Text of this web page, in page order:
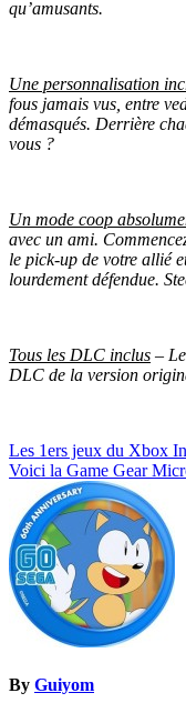
qu’amusants.
Une personnalisation
fous jamais vus, entre
démasqués. Derrière
vous ?
Un mode coop
avec un ami.
le pick-up de votre allié
lourdement défendue.
Tous les DLC inclus –
DLC de la version
Navigation
de
l’article
Les 1ers jeux du Xbox
Voici la Game Gear
By Guiyom